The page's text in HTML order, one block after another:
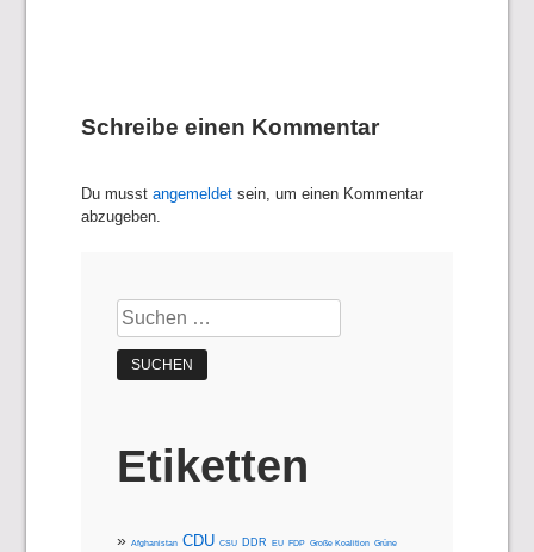
Schreibe einen Kommentar
Du musstangemeldet sein, um einen Kommentar
abzugeben.
Suchen
nach:
Etiketten
Afghanistan CDU CSU DDR EU FDP Große Koalition Grüne